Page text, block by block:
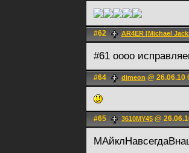
#62 AR4ER [Michael
#61 оооо
#64 dimeon @ 26.06.10
#65 3610MY45 @